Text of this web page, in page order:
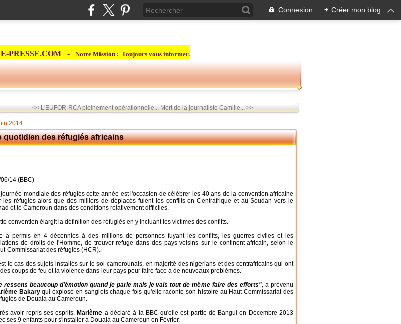
Connexion + Créer mon blog
PRESSE.COM - Notre Mission : Toujours vous informer.
<< L'EUFOR-RCA pleinement opérationnelle... Mort de la journaliste Camille... >>
2014
quotidien des réfugiés africains
14 (BBC)
journée mondiale des réfugiés cette année est l'occasion de célébrer les 40 ans de la convention africaine
les réfugiés alors que des milliers de déplacés fuient les conflits en Centrafrique et au Soudan vers le
et le Cameroun dans des conditions relativement difficiles.
convention élargit la définition des réfugiés en y incluant les victimes des conflits.
a permis en 4 décennies à des millions de personnes fuyant les conflits, les guerres civiles et les
de droits de l'Homme, de trouver refuge dans des pays voisins sur le continent africain, selon le
Commissariat des réfugiés (HCR).
le cas des sujets installés sur le sol camerounais, en majorité des nigérians et des centrafricains qui ont
coups de feu et la violence dans leur pays pour faire face à de nouveaux problèmes.
ressens beaucoup d'émotion quand je parle mais je vais tout de même faire des efforts", a prévenu
Bakaryqui explose en sanglots chaque fois qu'elle raconte son histoire au Haut-Commissariat des
de Douala au Cameroun.
avoir repris ses esprits, Marième a déclaré à la BBC qu'elle est partie de Bangui en Décembre 2013
ses 9 enfants pour s'installer à Douala au Cameroun en Février.